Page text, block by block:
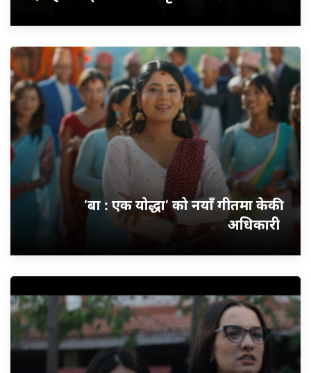
‘बा : एक योद्धा’ को नयाँ गीतमा केकी
अधिकारी